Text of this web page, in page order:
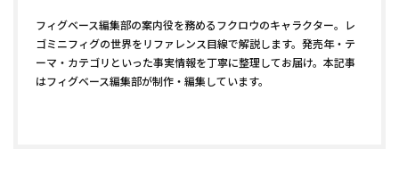
フィグベース編集部の案内役を務めるフクロウのキャラクター。レ
ゴミニフィグの世界をリファレンス目線で解説します。発売年・テ
ーマ・カテゴリといった事実情報を丁寧に整理してお届け。本記事
はフィグベース編集部が制作・編集しています。